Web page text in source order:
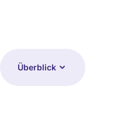
Überblick